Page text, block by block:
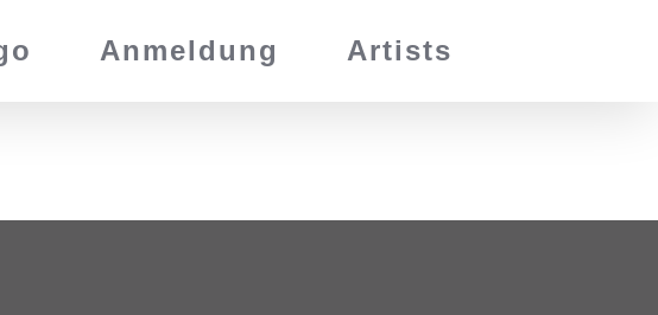
Anmeldung Artists